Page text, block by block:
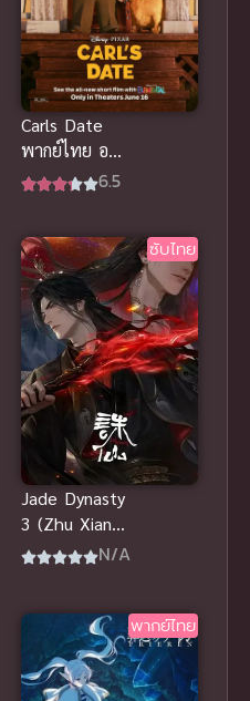
Carls Date
พากย์ไทย อนิ
เมะแอนิเมชัน
เพลินๆ
6.5
ซับไทย
Jade Dynasty
3 (Zhu Xian
Season 3) จู
ภาค 3
N/A
พากย์ไทย